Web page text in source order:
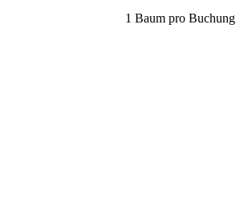
1 Baum pro Buchung